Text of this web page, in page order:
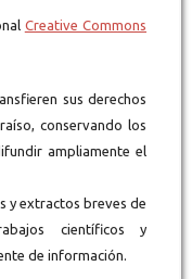
Creative Commons
sus derechos
conservando los
ampliamente el
y extractos breves de
científicos y
de información.